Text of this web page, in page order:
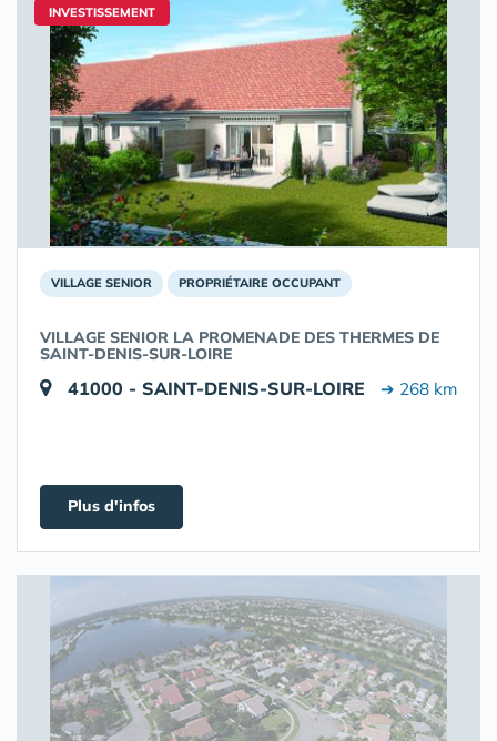
INVESTISSEMENT
VILLAGE SENIOR PROPRIÉTAIRE OCCUPANT
VILLAGE SENIOR LA PROMENADE DES THERMES DE
SAINT-DENIS-SUR-LOIRE
41000 - SAINT-DENIS-SUR-LOIRE ➔ 268 km
Plus d'infos